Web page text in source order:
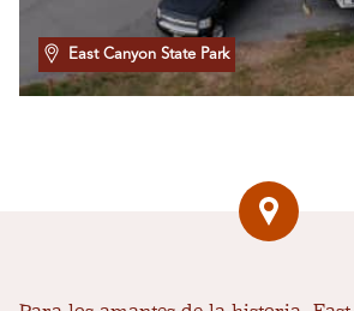
East Canyon State Park